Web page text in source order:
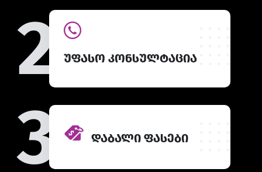
2 უფასო კონსულტაცია
3 დაბალი ფასები